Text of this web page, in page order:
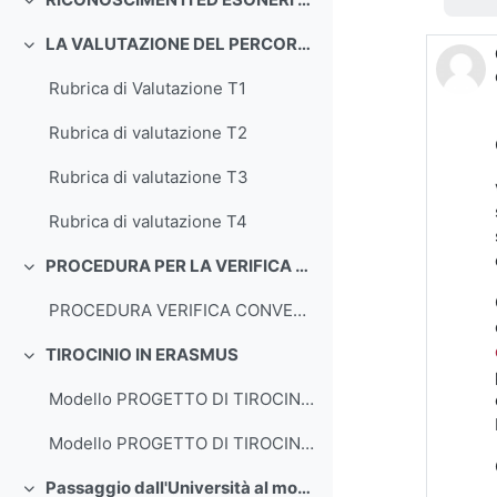
Minimizza
Minimizza LA VALUTAZIONE DEL PERCORSO DI TIROCINIO
Rubrica di Valutazione T1
Rubrica di valutazione T2
Rubrica di valutazione T3
Rubrica di valutazione T4
Minimizza PROCEDURA PER LA VERIFICA DEL CONVENZIONAMENTO DEGLI ISTITUTI SCOLASTICI
PROCEDURA VERIFICA CONVENZIONAMENTO
Minimizza
TIROCINIO IN ERASMUS
Modello PROGETTO DI TIROCINIO ERASMUS OUTgoing STUDIO
Modello PROGETTO DI TIROCINIO ERASMUS OUTgoing EXTRA-EU - TRAINEESHIP
Passaggio dall'Università al mondo del lavoro